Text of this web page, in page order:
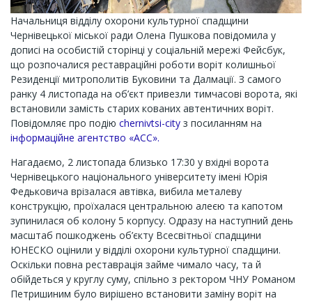
Начальниця відділу охорони культурної спадщини
Чернівецької міської ради Олена Пушкова повідомила у
дописі на особистій сторінці у соціальній мережі Фейсбук,
що розпочалися реставраційні роботи воріт колишньої
Резиденції митрополитів Буковини та Далмації. З самого
ранку 4 листопада на об’єкт привезли тимчасові ворота, які
встановили замість старих кованих автентичних воріт.
Повідомляє про подію chernivtsi-city з посиланням на
інформаційне агентство «АСС».
Нагадаємо, 2 листопада близько 17:30 у вхідні ворота
Чернівецького національного університету імені Юрія
Федьковича врізалася автівка, вибила металеву
конструкцію, проїхалася центральною алеєю та капотом
зупинилася об колону 5 корпусу. Одразу на наступний день
масштаб пошкоджень об’єкту Всесвітньої спадщини
ЮНЕСКО оцінили у відділі охорони культурної спадщини.
Оскільки повна реставрація займе чимало часу, та й
обійдеться у круглу суму, спільно з ректором ЧНУ Романом
Петришиним було вирішено встановити заміну воріт на